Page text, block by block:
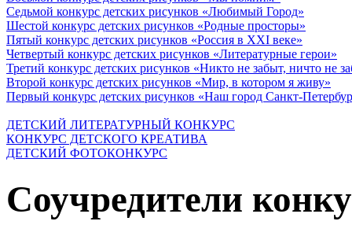
Седьмой конкурс детских рисунков «Любимый Город»
Шестой конкурс детских рисунков «Родные просторы»
Пятый конкурс детских рисунков «Россия в XXI веке»
Четвертый конкурс детских рисунков «Литературные герои»
Третий конкурс детских рисунков «Никто не забыт, ничто не
Второй конкурс детских рисунков «Мир, в котором я живу»
Первый конкурс детских рисунков «Наш город Санкт-
ДЕТСКИЙ ЛИТЕРАТУРНЫЙ КОНКУРС
КОНКУРС ДЕТСКОГО КРЕАТИВА
ДЕТСКИЙ ФОТОКОНКУРС
Соучредители